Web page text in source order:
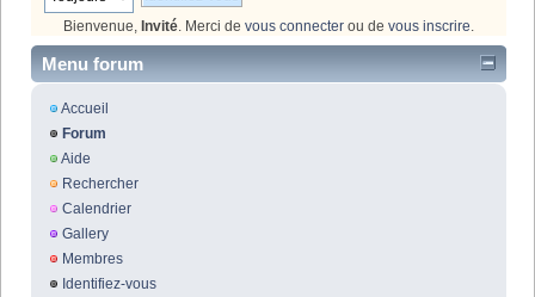
Bienvenue, Invité . Merci de vous connecter ou de vous inscrire
Menu forum
Accueil
Forum
Aide
Rechercher
Calendrier
Gallery
Membres
Identifiez-vous